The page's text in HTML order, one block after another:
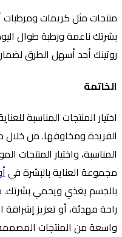
مثل كريمات ومرطبات
ناعمة ورطبة طوال اليوم.
أحد أسهل الطرق لضمان
المنتجات المناسبة للعناية
ومخاوفها. من خلال مراعاة
واختيار المنتجات
العناية بالبشرة في
يغذي ويحمي بشرتك.
أو تعزيز إشراقة
من المنتجات المصممة